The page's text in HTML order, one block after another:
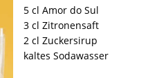
5 cl Amor do Sul
3 cl Zitronensaft
2 cl Zuckersirup
kaltes Sodawasser